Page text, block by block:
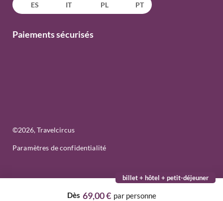
billet + hôtel + petit-déjeuner
Dès 69,00 € par personne
ES IT PL PT
Paiements sécurisés
©2026, Travelcircus
Paramètres de confidentialité